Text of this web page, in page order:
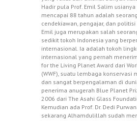
Hadir pula Prof. Emil Salim usianya
mencapai 88 tahun adalah
cendekiawan, pengajar, dan politisi
Emil juga merupakan salah
sedikit tokoh Indonesia yang
internasional. Ia adalah tokoh
internasional yang pernah
for the Living Planet Award dari
(WWF), suatu lembaga konservasi
dan sangat berpengalaman di
penerima anugerah Blue Planet
2006 dari The Asahi Glass
Kemudian ada Prof. Dr. Dedi
sekarang Alhamdulillah sudah